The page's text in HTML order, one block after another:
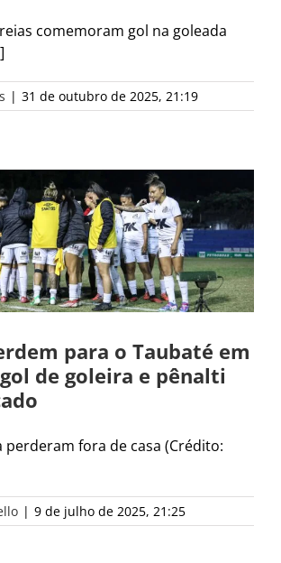
comemoram gol na goleada
| 31 de outubro de 2025, 21:19
para o Taubaté em
de goleira e pênalti
perderam fora de casa (Crédito:
| 9 de julho de 2025, 21:25